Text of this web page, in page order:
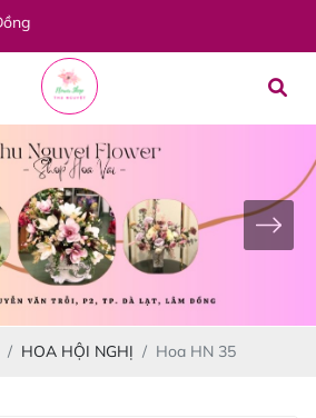
HOA HỘI NGHỊ Hoa HN 35